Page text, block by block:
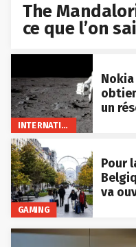
The
ce que l’on
INTERNATIONAL
un
GAMING
Pour
va